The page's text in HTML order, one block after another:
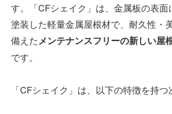
す。「CFシェイク」は、金属板の表
塗装した軽量金属屋根材で、耐久性・
備えたメンテナンスフリーの新しい屋
です。
「CFシェイク」は、以下の特徴を持